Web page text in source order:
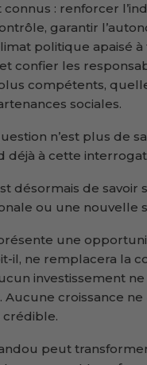
connus : renforcer
garantir
politique apaisé
confier les
compétents,
sociales.
n’est plus de
déjà à cette
désormais de
ou une nouvelle
une
il, ne remplacera la
investissement
Aucune croissance
peut